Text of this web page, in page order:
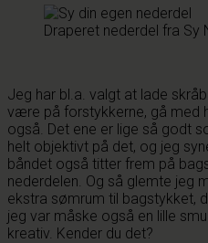
Draperet nederdel fra
Jeg har bl.a. valgt at lade
være på forstykkerne, gå med
også. Det ene er lige så godt
helt objektivt på det, og jeg
båndet også titter frem på
nederdelen. Og så glemte jeg
ekstra sømrum til bagstykket,
jeg var måske også en lille
kreativ. Kender du det?